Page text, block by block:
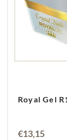
Royal Gel
€13,15